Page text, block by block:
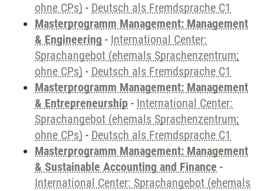
ohne CPs) - Deutsch als Fremdsprache C1
Masterprogramm Management: Management
& Engineering - International Center:
Sprachangebot (ehemals Sprachenzentrum;
ohne CPs) - Deutsch als Fremdsprache C1
Masterprogramm Management: Management
& Entrepreneurship - International Center:
Sprachangebot (ehemals Sprachenzentrum;
ohne CPs) - Deutsch als Fremdsprache C1
Masterprogramm Management: Management
& Sustainable Accounting and Finance -
International Center: Sprachangebot (ehemals